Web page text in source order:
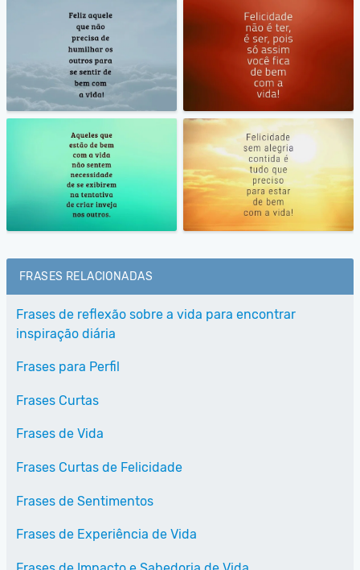
FRASES RELACIONADAS
Frases de reflexão sobre a vida para encontrar
inspiração diária
Frases para Perfil
Frases Curtas
Frases de Vida
Frases Curtas de Felicidade
Frases de Sentimentos
Frases de Experiência de Vida